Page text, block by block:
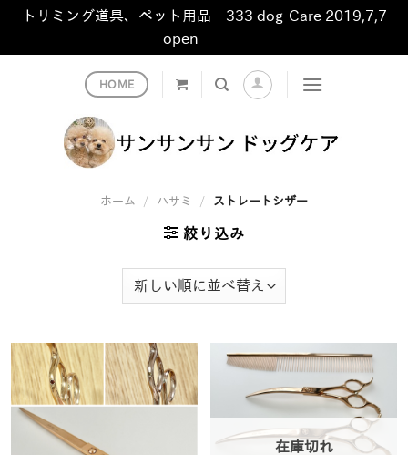
トリミング道具、ペット用品 333 dog-Care 2019,7,7
open
HOME
ホーム / ハサミ / ストレートシザー
絞り込み
在庫切れ